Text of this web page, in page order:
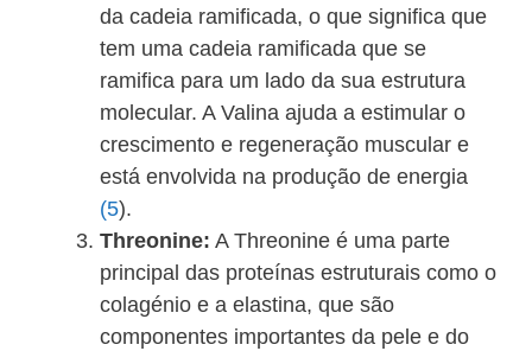
da cadeia ramificada, o que significa que
tem uma cadeia ramificada que se
ramifica para um lado da sua estrutura
molecular. A Valina ajuda a estimular o
crescimento e regeneração muscular e
está envolvida na produção de energia
(5).
Threonine: A Threonine é uma parte
principal das proteínas estruturais como o
colagénio e a elastina, que são
componentes importantes da pele e do